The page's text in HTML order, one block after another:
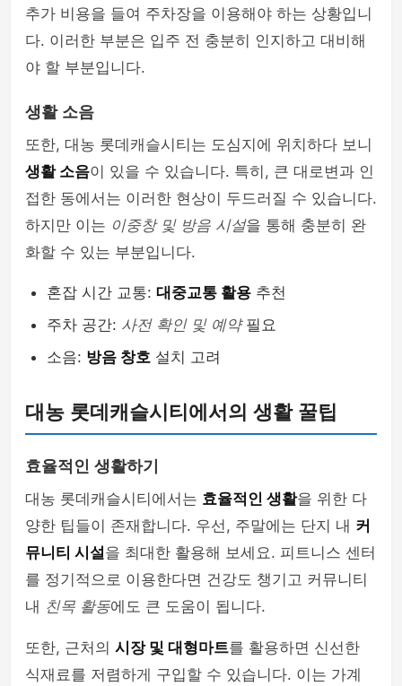
추가 비용을 들여 주차장을 이용해야 하는 상황입니
다. 이러한 부분은 입주 전 충분히 인지하고 대비해
야 할 부분입니다.
생활 소음
또한, 대농 롯데캐슬시티는 도심지에 위치하다 보니
생활 소음이 있을 수 있습니다. 특히, 큰 대로변과 인
접한 동에서는 이러한 현상이 두드러질 수 있습니다.
하지만 이는 이중창 및 방음 시설을 통해 충분히 완
화할 수 있는 부분입니다.
혼잡 시간 교통: 대중교통 활용 추천
주차 공간: 사전 확인 및 예약필요
소음: 방음 창호 설치 고려
대농 롯데캐슬시티에서의 생활 꿀팁
효율적인 생활하기
대농 롯데캐슬시티에서는 효율적인 생활을 위한 다
양한 팁들이 존재합니다. 우선, 주말에는 단지 내 커
뮤니티 시설을 최대한 활용해 보세요. 피트니스 센터
를 정기적으로 이용한다면 건강도 챙기고 커뮤니티
내 친목 활동에도 큰 도움이 됩니다.
또한, 근처의 시장 및 대형마트를 활용하면 신선한
식재료를 저렴하게 구입할 수 있습니다. 이는 가계